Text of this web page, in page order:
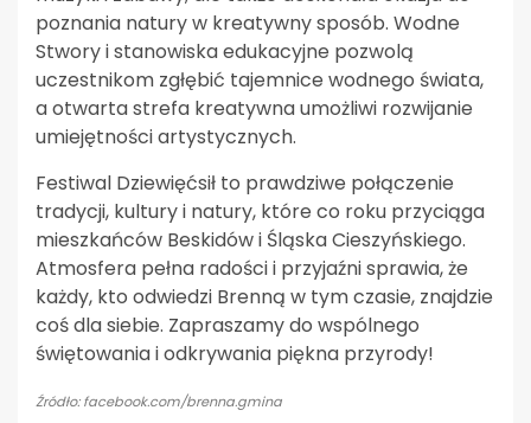
poznania natury w kreatywny sposób. Wodne
Stwory i stanowiska edukacyjne pozwolą
uczestnikom zgłębić tajemnice wodnego świata,
a otwarta strefa kreatywna umożliwi rozwijanie
umiejętności artystycznych.
Festiwal Dziewięćsił to prawdziwe połączenie
tradycji, kultury i natury, które co roku przyciąga
mieszkańców Beskidów i Śląska Cieszyńskiego.
Atmosfera pełna radości i przyjaźni sprawia, że
każdy, kto odwiedzi Brenną w tym czasie, znajdzie
coś dla siebie. Zapraszamy do wspólnego
świętowania i odkrywania piękna przyrody!
Źródło: facebook.com/brenna.gmina